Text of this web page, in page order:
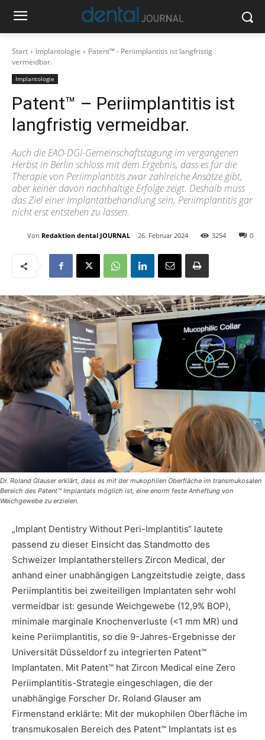
Start Implantologie
Patent™ - Periimplantitis ist langfristig
vermeidbar.
Implantologie
Patent™ – Periimplantitis ist
langfristig vermeidbar.
Auch die EAO-DGI-Gemeinschaftstagung im vergangenen
Herbst in Berlin schloss mit dem Ergebnis, dass es für die
Therapie von Periimplantitis zwar zahlreiche Ansätze gibt,
aber keiner davon nachhaltige Erfolge zeigt. Deshalb muss
das Ziel einer Implantatbehandlung sein, Periimplantitis gar
nicht erst entstehen zu lassen.
Von Redaktion dental JOURNAL 26. Februar 2024 0
3254
Dr. Roland Glauser erklärt, dass es mit der mukophilen Oberfläche im transmukosalen
Bereich des Patent™ Implantats möglich ist, eine enorm feste Anheftung von
Weichgewebe zu erzielen.
„Implant Dentistry Without Peri-Implantitis“ lautete
passend zu dieser Einsicht das Standmotto des
Schweizer Implantatherstellers Zircon Medical, der
anhand einer unabhängigen Langzeitstudie zeigte, dass
Periimplantitis bei zweiteiligen Implantaten sehr wohl
vermeidbar ist: gesunde Weichgewebe (12,9% BOP),
minimale marginale Knochenverluste (<1 mm MR) und
keine Periimplantitis, so die 9-Jahres-Ergebnisse der
Universität Düsseldorf zu integrierten Patent™
Implantaten. Mit Patent™ hat Zircon Medical eine Zero
Periimplantitis-Strategie eingeschlagen, die der
unabhängige Forscher Dr. Roland Glauser am
Firmenstand erklärte: Mit der mukophilen Oberfläche im
transmukosalen Bereich des Patent™ Implantats ist es